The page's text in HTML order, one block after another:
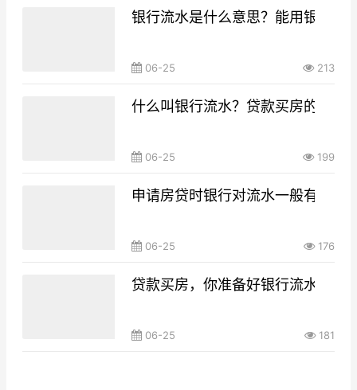
银行流水是什么意思？能用银行流
06-25 213
什么叫银行流水？贷款买房的银行
06-25 199
申请房贷时银行对流水一般有什么
06-25 176
贷款买房，你准备好银行流水了吗
06-25 181